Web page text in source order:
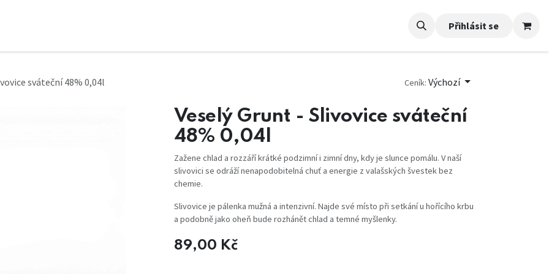
Přihlásit se
sváteční 48% 0,04l Ceník: Výchozí
Veselý Grunt - Slivovice sváteční
48% 0,04l
Zažene chlad a rozzáří krátké podzimní i zimní dny, kdy je slunce pomálu. V naší
slivovici se odráží nenapodobitelná chuť a energie z valašských švestek bez
chemie.
Slivovice je pálenka mužná a intenzivní. Najde své místo při setkání u hořícího krbu
a podobně jako oheň bude rozhánět chlad a temné myšlenky.
89,00 Kč